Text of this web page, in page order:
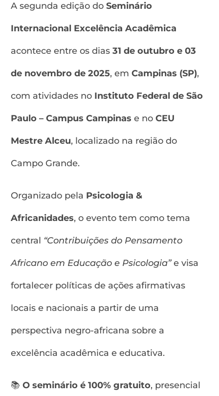
A segunda edição doSeminário
Internacional Excelência Acadêmica
acontece entre os dias31 de outubro e 03
de novembro de 2025, emCampinas (SP),
com atividades no Instituto Federal de São
Paulo – Campus Campinas e noCEU
Mestre Alceu, localizado na região do
Campo Grande.
Organizado pela Psicologia &
Africanidades, o evento tem como tema
central “Contribuições do Pensamento
Africano em Educação e Psicologia”e visa
fortalecer políticas de ações afirmativas
locais e nacionais a partir de uma
perspectiva negro-africana sobre a
excelência acadêmica e educativa.
📚O seminário é 100% gratuito, presencial